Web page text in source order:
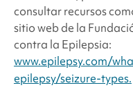
consultar recursos
sitio web de la
contra la Epilepsia:
www.epilepsy.com/
epilepsy/seizure-types.